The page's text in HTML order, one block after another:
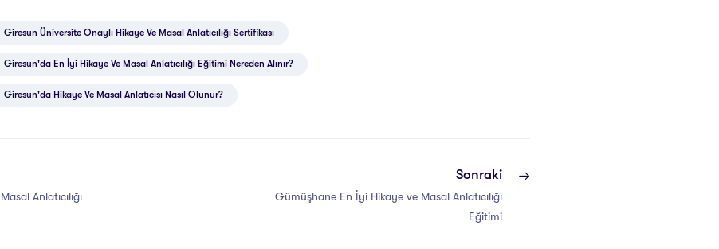
Giresun Üniversite Onaylı Hikaye Ve Masal Anlatıcılığı Sertifikası
Giresun'da En İyi Hikaye Ve Masal Anlatıcılığı Eğitimi Nereden Alınır?
Giresun'da Hikaye Ve Masal Anlatıcısı Nasıl Olunur?
Anlatıcılığı
Sonraki
Gümüşhane En İyi Hikaye ve Masal Anlatıcılığı
Eğitimi